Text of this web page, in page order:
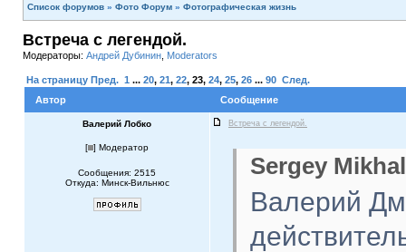
Список форумов » Фото Форум » Фотографическая жизнь
Встреча с легендой.
Модераторы: Андрей Дубинин Moderators
На страницу Пред. 1 ... 20, 21, 22, 23, 24, 25, 26 ... 90 След.
Автор
Сообщение
Валерий Лобко Встреча с легендой.
[ ] Модератор
Сообщения: 2515
Откуда: Минск-Вильнюс
Sergey
Валерий